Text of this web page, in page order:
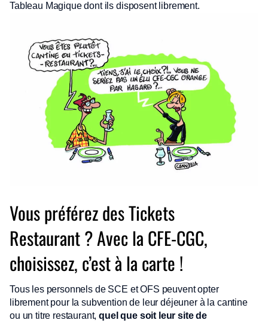
Tableau Magique dont ils disposent librement.
Vous préférez des Tickets
Restaurant ? Avec la CFE-CGC,
choisissez, c’est à la carte !
Tous les personnels de SCE et OFS peuvent opter
librement pour la subvention de leur déjeuner à la cantine
ou un titre restaurant,quel que soit leur site de